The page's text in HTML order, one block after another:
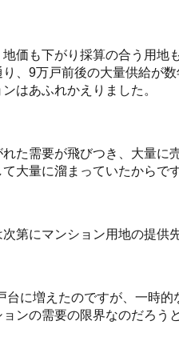
価も下がり採算の合う用地
、9万戸前後の大量供給が
はあふれかえりました。
た需要が飛びつき、大量に
大量に溜まっていたからです
第にマンション用地の提供
台に増えたのですが、一時
ンの需要の限界なのだろう